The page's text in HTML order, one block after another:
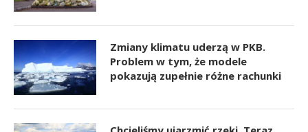
Zmiany klimatu uderzą w PKB.
Problem w tym, że modele
pokazują zupełnie różne rachunki